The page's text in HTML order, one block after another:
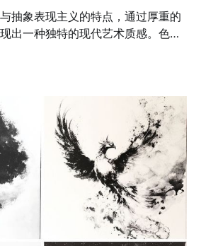
抽象表现主义的特点，通过厚重的
出一种独特的现代艺术质感。色彩
堆积在画面上，凸显出材质的粗粝
品的动态感与空间层次。金色颜料
增强了画面的立体感与光影表现，
动态效果，尤其是月亮、阶梯、树
有具象的叙事性，又融入了抽象的
深度与空间感的奇幻场景。人物作
象化的金色元素形成鲜明对比，仿
物与自然艺术融为一体，富有象征
动观者的情感与想象力。这种风格